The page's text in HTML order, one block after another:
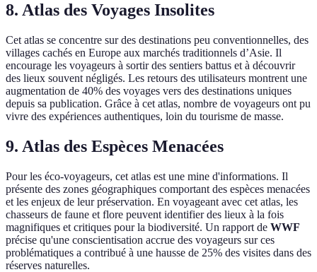
8. Atlas des Voyages Insolites
Cet atlas se concentre sur des destinations peu conventionnelles, des
villages cachés en Europe aux marchés traditionnels d’Asie. Il
encourage les voyageurs à sortir des sentiers battus et à découvrir
des lieux souvent négligés. Les retours des utilisateurs montrent une
augmentation de 40% des voyages vers des destinations uniques
depuis sa publication. Grâce à cet atlas, nombre de voyageurs ont pu
vivre des expériences authentiques, loin du tourisme de masse.
9. Atlas des Espèces Menacées
Pour les éco-voyageurs, cet atlas est une mine d'informations. Il
présente des zones géographiques comportant des espèces menacées
et les enjeux de leur préservation. En voyageant avec cet atlas, les
chasseurs de faune et flore peuvent identifier des lieux à la fois
magnifiques et critiques pour la biodiversité. Un rapport de WWF
précise qu'une conscientisation accrue des voyageurs sur ces
problématiques a contribué à une hausse de 25% des visites dans des
réserves naturelles.